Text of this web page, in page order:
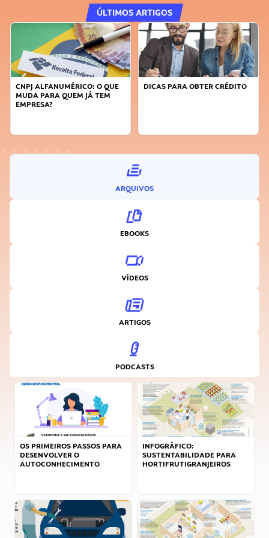
ÚLTIMOS ARTIGOS
CNPJ ALFANUMÉRICO: O QUE
MUDA PARA QUEM JÁ TEM
EMPRESA?
DICAS PARA OBTER CRÉDITO
ARQUIVOS
EBOOKS
VÍDEOS
ARTIGOS
PODCASTS
OS PRIMEIROS PASSOS PARA
DESENVOLVER O
AUTOCONHECIMENTO
INFOGRÁFICO:
SUSTENTABILIDADE PARA
HORTIFRUTIGRANJEIROS